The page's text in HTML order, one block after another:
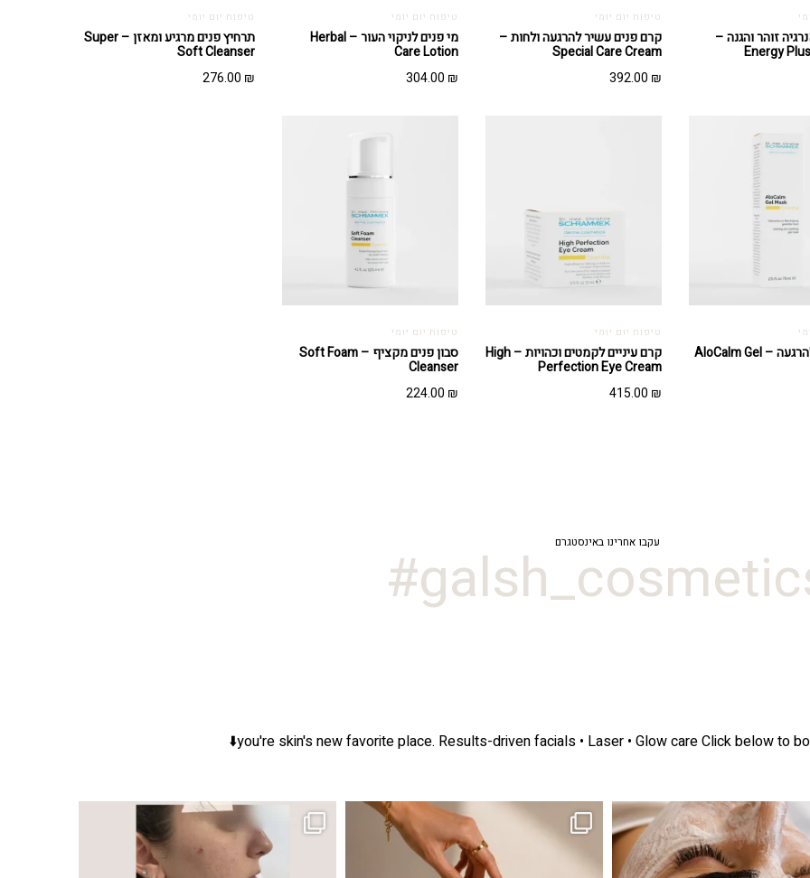
זוהר והגנה –
Energy
טיפוח יום יומי
קרם פנים עשיר להרגעה ולחות –
Special Care Cream
392.00 ₪
טיפוח יום יומי
מי פנים לניקוי העור – Herbal
Care Lotion
304.00 ₪
טיפוח יום יומי
תרחיץ פנים מרגיע ומאזן – Super
Soft Cleanser
276.00 ₪
מסכת ג'ל להרגעה – AloCalm Gel
טיפוח יום יומי
קרם עיניים לקמטים וכהויות – High
Perfection Eye Cream
415.00 ₪
טיפוח יום יומי
סבון פנים מקציף – Soft Foam
Cleanser
224.00 ₪
עקבו אחרינו באינסטגרם
you're skin's new favorite place. Results-driven facials • Laser • Glow careClick below to
מועדון החברות שלנו סוף סוף נפתח. מהיום, אקנה הוא אחד המצבים הנפוצים ביותר בעור, אך לכל עור